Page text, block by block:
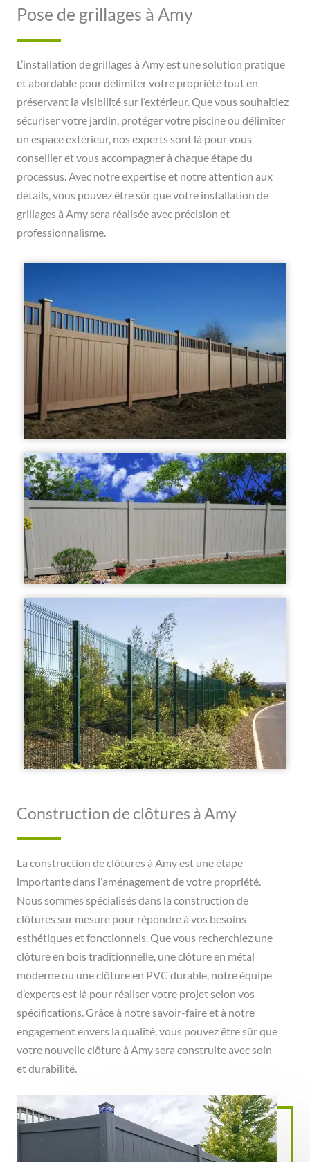
Pose de grillages à Amy
L’installation de grillages à Amy est une solution pratique
et abordable pour délimiter votre propriété tout en
préservant la visibilité sur l’extérieur. Que vous souhaitiez
sécuriser votre jardin, protéger votre piscine ou délimiter
un espace extérieur, nos experts sont là pour vous
conseiller et vous accompagner à chaque étape du
processus. Avec notre expertise et notre attention aux
détails, vous pouvez être sûr que votre installation de
grillages à Amy sera réalisée avec précision et
professionnalisme.
Construction de clôtures à Amy
La construction de clôtures à Amy est une étape
importante dans l’aménagement de votre propriété.
Nous sommes spécialisés dans la construction de
clôtures sur mesure pour répondre à vos besoins
esthétiques et fonctionnels. Que vous recherchiez une
clôture en bois traditionnelle, une clôture en métal
moderne ou une clôture en PVC durable, notre équipe
d’experts est là pour réaliser votre projet selon vos
spécifications. Grâce à notre savoir-faire et à notre
engagement envers la qualité, vous pouvez être sûr que
votre nouvelle clôture à Amy sera construite avec soin
et durabilité.